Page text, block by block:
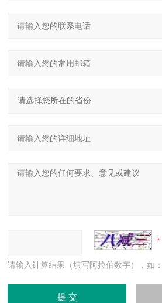
请输入计算结果（填写阿拉伯数字），如